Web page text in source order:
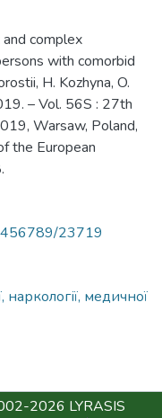
complex
with comorbid
H. Kozhyna, O.
– Vol. 56S : 27th
Warsaw, Poland,
the European
23719
наркології, медичної
2026 LYRASIS